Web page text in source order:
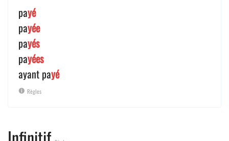
payé
payée
payés
payées
ayant payé
Règles